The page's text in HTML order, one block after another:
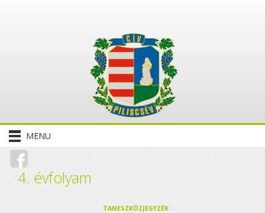
MENU
4. évfolyam
TANESZKÖZJEGYZÉK